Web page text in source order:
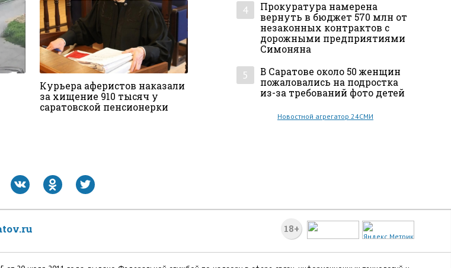
Курьера аферистов наказали
за хищение 910 тысяч у
саратовской пенсионерки
4
Прокуратура намерена
вернуть в бюджет 570 млн от
незаконных контрактов с
дорожными предприятиями
Симоняна
5
В Саратове около 50 женщин
пожаловались на подростка
из-за требований фото детей
Новостной агрегатор 24СМИ
18+